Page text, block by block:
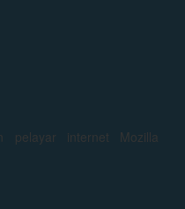
pelayar internet Mozilla